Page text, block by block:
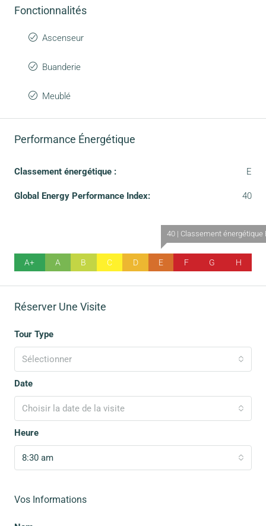
Fonctionnalités
Ascenseur
Buanderie
Meublé
Performance Énergétique
Classement énergétique : E
Global Energy Performance Index: 40
A+ A B C D
40 | Classement énergétique
E F G H
Réserver Une Visite
Tour Type
Sélectionner
Date
Choisir la date de la visite
Heure
8:30 am
Vos Informations